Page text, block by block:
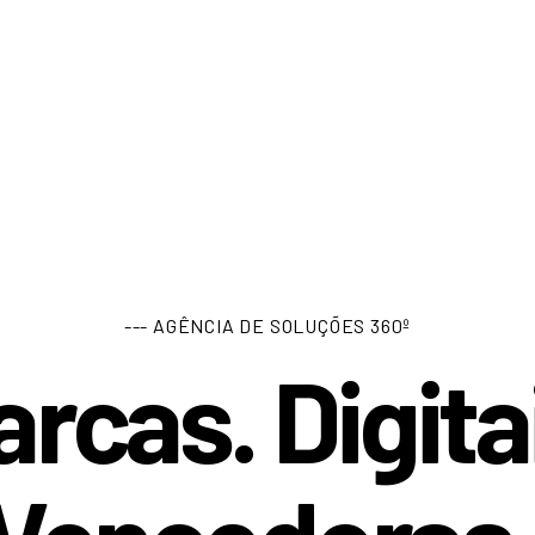
--- AGÊNCIA DE SOLUÇÕES 360º